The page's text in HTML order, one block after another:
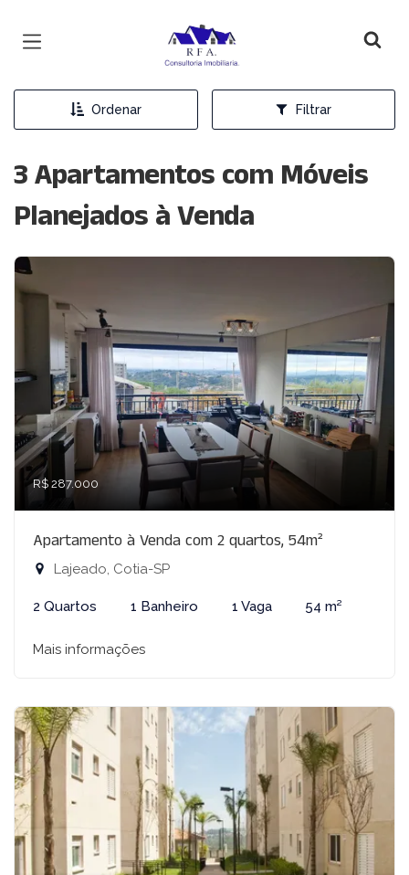
Página inicial
Ordenar Filtrar
3 Apartamentos com Móveis
Planejados à Venda
R$ 287.000
Apartamento à Venda com 2 quartos, 54m²
Lajeado, Cotia-SP
2 Quartos 1 Banheiro 1 Vaga 54 m²
Mais informações